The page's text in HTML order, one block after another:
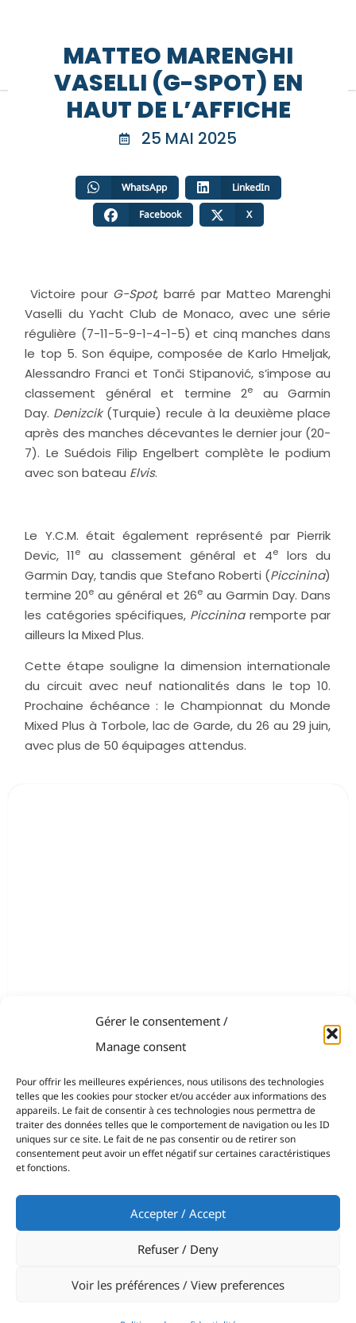
Gérer le consentement /
Manage consent
Pour offrir les meilleures expériences, nous utilisons des technologies
telles que les cookies pour stocker et/ou accéder aux informations des
appareils. Le fait de consentir à ces technologies nous permettra de
traiter des données telles que le comportement de navigation ou les ID
uniques sur ce site. Le fait de ne pas consentir ou de retirer son
consentement peut avoir un effet négatif sur certaines caractéristiques
et fonctions.
Accepter / Accept
Refuser / Deny
Voir les préférences / View preferences
MATTEO MARENGHI
VASELLI (G-SPOT) EN
HAUT DE L’AFFICHE
25 MAI 2025
WhatsApp LinkedIn
Facebook X
Victoire pour G-Spot, barré par Matteo Marenghi
Vaselli du Yacht Club de Monaco, avec une série
régulière (7-11-5-9-1-4-1-5) et cinq manches dans
le top 5. Son équipe, composée de Karlo Hmeljak,
Alessandro Franci et Tonči Stipanović, s’impose au
classement général et termine 2e
au Garmin
Day. Denizcik (Turquie) recule à la deuxième place
après des manches décevantes le dernier jour (20-
7). Le Suédois Filip Engelbert complète le podium
avec son bateau Elvis.
Le Y.C.M. était également représenté par Pierrik
Devic, 11e au classement général et 4e
lors du
Garmin Day, tandis que Stefano Roberti (Piccinina)
termine 20e au général et 26e au Garmin Day. Dans
les catégories spécifiques, Piccininaremporte par
ailleurs la Mixed Plus.
Cette étape souligne la dimension internationale
du circuit avec neuf nationalités dans le top 10.
Prochaine échéance : le Championnat du Monde
Mixed Plus à Torbole, lac de Garde, du 26 au 29 juin,
avec plus de 50 équipages attendus.